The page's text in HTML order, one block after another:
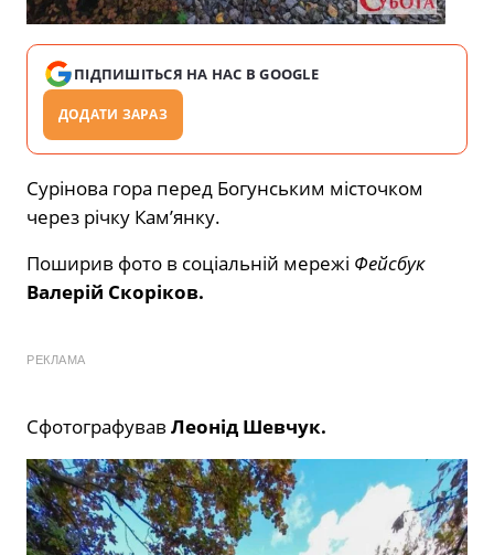
ПІДПИШІТЬСЯ НА НАС В GOOGLE
ДОДАТИ ЗАРАЗ
Сурінова гора перед Богунським місточком
через річку Кам’янку.
Поширив фото в соціальній мережі Фейсбук
Валерій Скоріков.
РЕКЛАМА
Сфотографував Леонід Шевчук.